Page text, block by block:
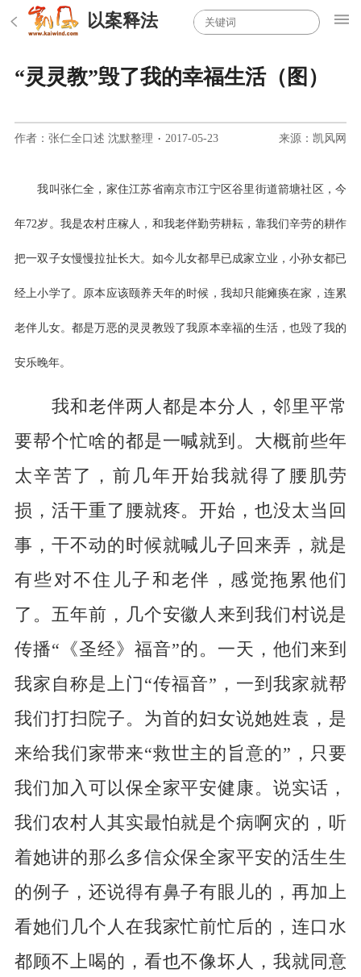
以案释法
“灵灵教”毁了我的幸福生活（图）
作者：张仁全口述 沈默整理 · 2017-05-23 来源：凯风网
我叫张仁全，家住江苏省南京市江宁区谷里街道箭塘社区，今
年72岁。我是农村庄稼人，和我老伴勤劳耕耘，靠我们辛劳的耕作
把一双子女慢慢拉扯长大。如今儿女都早已成家立业，小孙女都已
经上小学了。原本应该颐养天年的时候，我却只能瘫痪在家，连累
老伴儿女。都是万恶的灵灵教毁了我原本幸福的生活，也毁了我的
安乐晚年。
我和老伴两人都是本分人，邻里平常
要帮个忙啥的都是一喊就到。大概前些年
太辛苦了，前几年开始我就得了腰肌劳
损，活干重了腰就疼。开始，也没太当回
事，干不动的时候就喊儿子回来弄，就是
有些对不住儿子和老伴，感觉拖累他们
了。五年前，几个安徽人来到我们村说是
传播“《圣经》福音”的。一天，他们来到
我家自称是上门“传福音”，一到我家就帮
我们打扫院子。为首的妇女说她姓袁，是
来给我们家带来“救世主的旨意的”，只要
我们加入可以保全家平安健康。说实话，
我们农村人其实最怕就是个病啊灾的，听
着她讲的那么多信众保全家平安的活生生
的例子，还说得有鼻子有眼儿的，再加上
看她们几个人在我家忙前忙后的，连口水
都顾不上喝的，看也不像坏人，我就同意